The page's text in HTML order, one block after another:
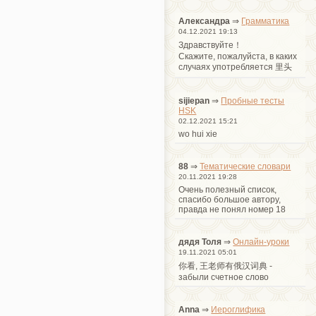
Александра ⇒ Грамматика
04.12.2021 19:13
Здравствуйте！
Cкажите, пожалуйста, в каких
случаях употребляется 里头
sijiepan ⇒ Пробные тесты
HSK
02.12.2021 15:21
wo hui xie
88 ⇒Тематические словари
20.11.2021 19:28
Очень полезный список,
спасибо большое автору,
правда не понял номер 18
дядя Толя ⇒Онлайн-уроки
19.11.2021 05:01
你看, 王老师有俄汉词典 -
забыли счетное слово
Anna ⇒ Иероглифика